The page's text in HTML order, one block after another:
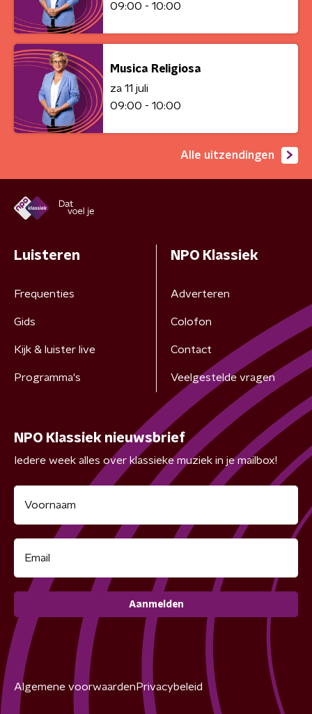
09:00 - 10:00
Musica Religiosa
za 11 juli
09:00 - 10:00
Alle uitzendingen
Luisteren
Frequenties
Gids
Kijk & luister live
Programma's
NPO Klassiek
Adverteren
Colofon
Contact
Veelgestelde vragen
NPO Klassiek nieuwsbrief
Iedere week alles over klassieke muziek in je mailbox!
Aanmelden
Algemene voorwaarden Privacybeleid